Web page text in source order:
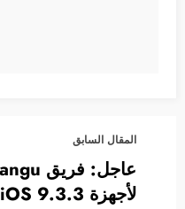
المقال السابق
لأجهزة 9.3.3 iOS